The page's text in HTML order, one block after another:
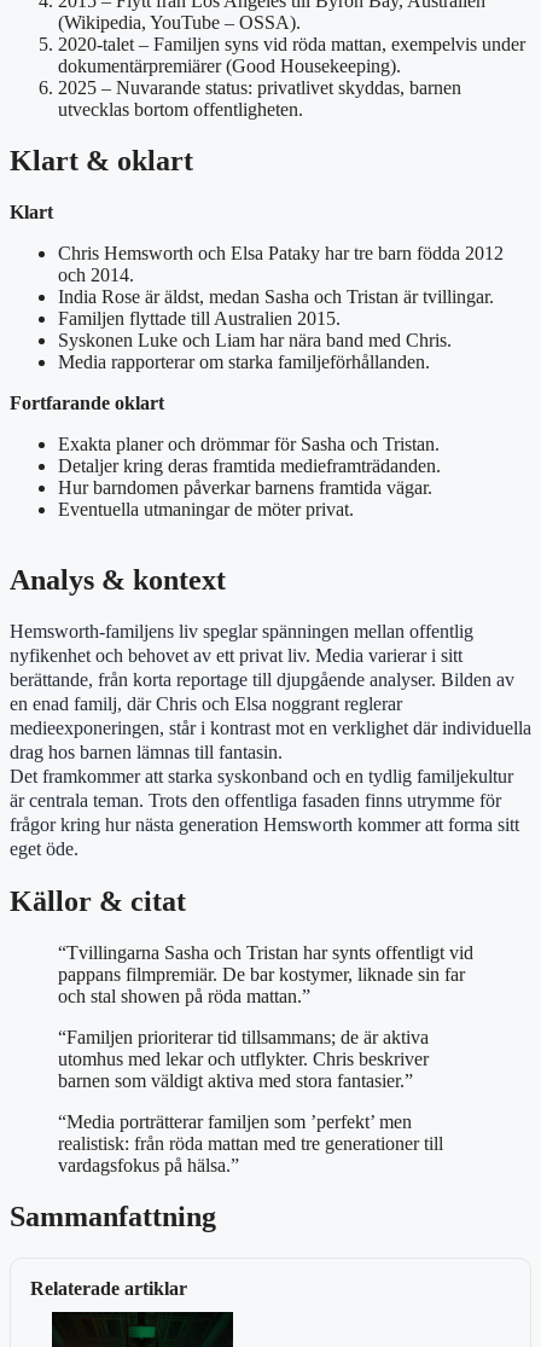
(Wikipedia, YouTube – OSSA).
2020-talet – Familjen syns vid röda mattan, exempelvis under
dokumentärpremiärer (Good Housekeeping).
2025 – Nuvarande status: privatlivet skyddas, barnen
utvecklas bortom offentligheten.
Klart & oklart
Klart
Chris Hemsworth och Elsa Pataky har tre barn födda 2012
och 2014.
India Rose är äldst, medan Sasha och Tristan är tvillingar.
Familjen flyttade till Australien 2015.
Syskonen Luke och Liam har nära band med Chris.
Media rapporterar om starka familjeförhållanden.
Fortfarande oklart
Exakta planer och drömmar för Sasha och Tristan.
Detaljer kring deras framtida medieframträdanden.
Hur barndomen påverkar barnens framtida vägar.
Eventuella utmaningar de möter privat.
Analys & kontext
Hemsworth-familjens liv speglar spänningen mellan offentlig
nyfikenhet och behovet av ett privat liv. Media varierar i sitt
berättande, från korta reportage till djupgående analyser. Bilden av
en enad familj, där Chris och Elsa noggrant reglerar
medieexponeringen, står i kontrast mot en verklighet där individuella
drag hos barnen lämnas till fantasin.
Det framkommer att starka syskonband och en tydlig familjekultur
är centrala teman. Trots den offentliga fasaden finns utrymme för
frågor kring hur nästa generation Hemsworth kommer att forma sitt
eget öde.
Källor & citat
“Tvillingarna Sasha och Tristan har synts offentligt vid
pappans filmpremiär. De bar kostymer, liknade sin far
och stal showen på röda mattan.”
“Familjen prioriterar tid tillsammans; de är aktiva
utomhus med lekar och utflykter. Chris beskriver
barnen som väldigt aktiva med stora fantasier.”
“Media porträtterar familjen som ’perfekt’ men
realistisk: från röda mattan med tre generationer till
vardagsfokus på hälsa.”
Sammanfattning
Relaterade artiklar